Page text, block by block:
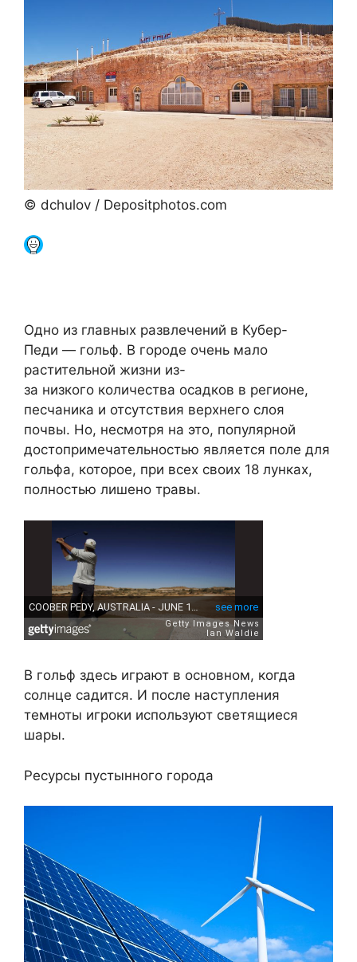
© dchulov / Depositphotos.com
Одно из главных развлечений в Кубер-
Педи — гольф. В городе очень мало
растительной жизни из-
за низкого количества осадков в регионе,
песчаника и отсутствия верхнего слоя
почвы. Но, несмотря на это, популярной
достопримечательностью является поле для
гольфа, которое, при всех своих 18 лунках,
полностью лишено травы.
В гольф здесь играют в основном, когда
солнце садится. И после наступления
темноты игроки используют светящиеся
шары.
Ресурсы пустынного города